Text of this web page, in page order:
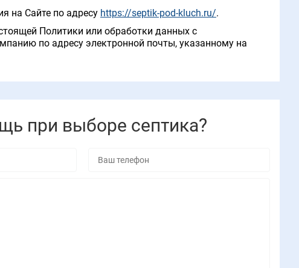
на Сайте по адресу https://septik-pod-kluch.ru/.
Политики или обработки данных с
по адресу электронной почты, указанному на
при выборе септика?